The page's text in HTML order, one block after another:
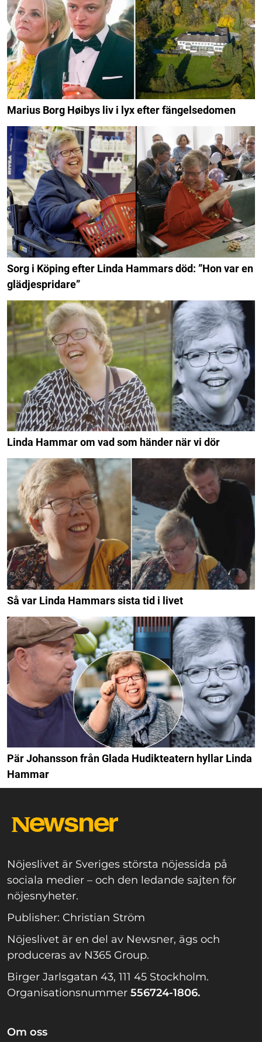
Marius Borg Høibys liv i lyx efter fängelsedomen
Sorg i Köping efter Linda Hammars död: ”Hon var en
glädjespridare”
Linda Hammar om vad som händer när vi dör
Så var Linda Hammars sista tid i livet
Pär Johansson från Glada Hudikteatern hyllar Linda
Hammar
Nöjeslivet är Sveriges största nöjessida på
sociala medier – och den ledande sajten för
nöjesnyheter.
Publisher: Christian Ström
Nöjeslivet är en del av Newsner, ägs och
produceras av N365 Group.
Birger Jarlsgatan 43, 111 45 Stockholm.
Organisationsnummer 556724-1806.
Om oss